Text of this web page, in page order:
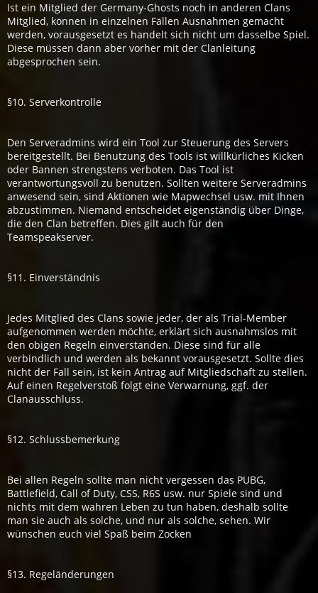
Ist ein Mitglied der Germany-Ghosts noch in anderen Clans
Mitglied, können in einzelnen Fällen Ausnahmen gemacht
werden, vorausgesetzt es handelt sich nicht um dasselbe Spiel.
Diese müssen dann aber vorher mit der Clanleitung
abgesprochen sein.
§10. Serverkontrolle
Den Serveradmins wird ein Tool zur Steuerung des Servers
bereitgestellt. Bei Benutzung des Tools ist willkürliches Kicken
oder Bannen strengstens verboten. Das Tool ist
verantwortungsvoll zu benutzen. Sollten weitere Serveradmins
anwesend sein, sind Aktionen wie Mapwechsel usw. mit Ihnen
abzustimmen. Niemand entscheidet eigenständig über Dinge,
die den Clan betreffen. Dies gilt auch für den
Teamspeakserver.
§11. Einverständnis
Jedes Mitglied des Clans sowie jeder, der als Trial-Member
aufgenommen werden möchte, erklärt sich ausnahmslos mit
den obigen Regeln einverstanden. Diese sind für alle
verbindlich und werden als bekannt vorausgesetzt. Sollte dies
nicht der Fall sein, ist kein Antrag auf Mitgliedschaft zu stellen.
Auf einen Regelverstoß folgt eine Verwarnung, ggf. der
Clanausschluss.
§12. Schlussbemerkung
Bei allen Regeln sollte man nicht vergessen das PUBG,
Battlefield, Call of Duty, CSS, R6S usw. nur Spiele sind und
nichts mit dem wahren Leben zu tun haben, deshalb sollte
man sie auch als solche, und nur als solche, sehen. Wir
wünschen euch viel Spaß beim Zocken
§13. Regeländerungen